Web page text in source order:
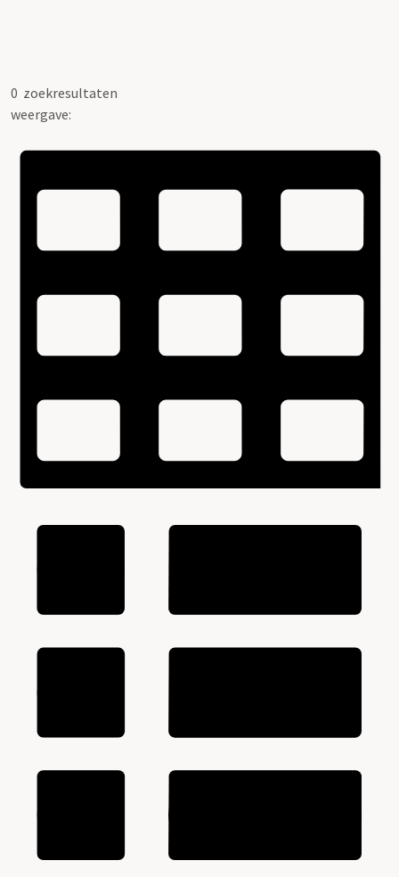
0 zoekresultaten
weergave: